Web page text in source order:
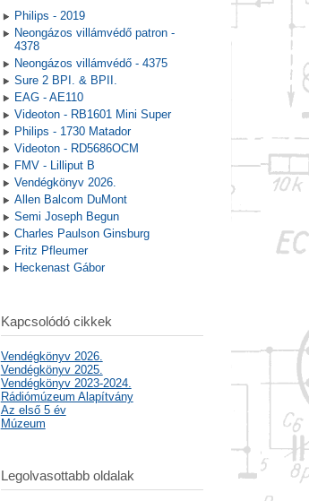
Philips - 2019
Neongázos villámvédő patron -
4378
Neongázos villámvédő - 4375
Sure 2 BPI. & BPII.
EAG - AE110
Videoton - RB1601 Mini Super
Philips - 1730 Matador
Videoton - RD5686OCM
FMV - Lilliput B
Vendégkönyv 2026.
Allen Balcom DuMont
Semi Joseph Begun
Charles Paulson Ginsburg
Fritz Pfleumer
Heckenast Gábor
Kapcsolódó cikkek
Vendégkönyv 2026.
Vendégkönyv 2025.
Vendégkönyv 2023-2024.
Rádiómúzeum Alapítvány
Az első 5 év
Múzeum
Legolvasottabb oldalak